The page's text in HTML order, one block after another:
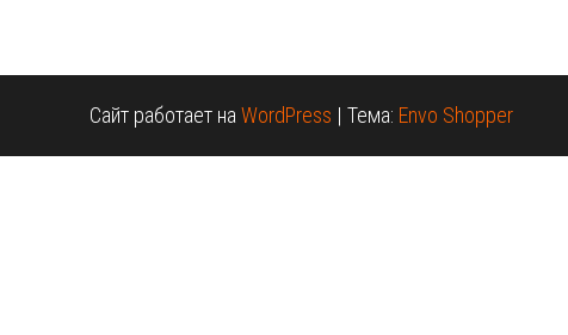
Сайт работает на WordPress | Тема: Envo Shopper